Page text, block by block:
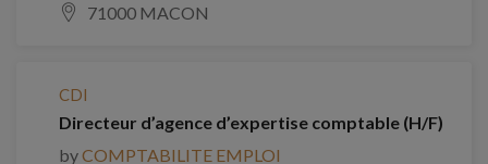
71000 MACON
CDI
Directeur d’agence d’expertise comptable (H/F)
byCOMPTABILITE EMPLOI